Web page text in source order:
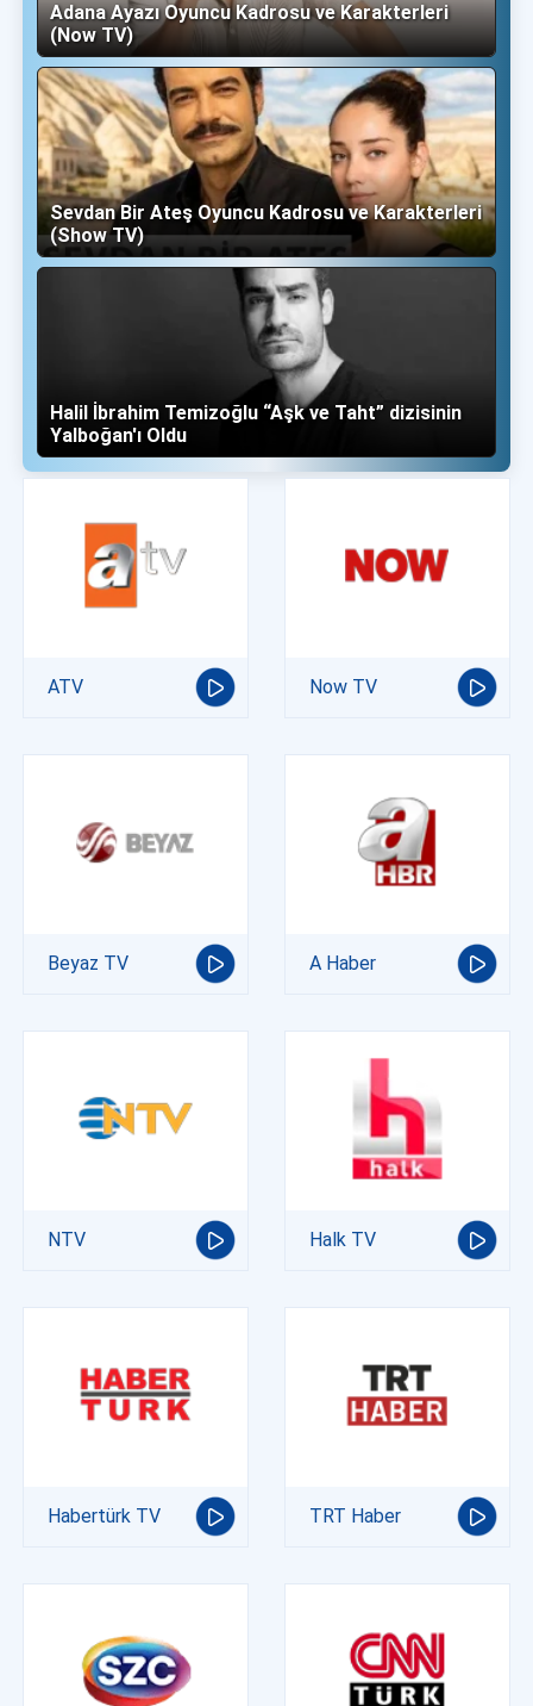
Adana Ayazı Oyuncu Kadrosu ve Karakterleri
(Now TV)
Sevdan Bir Ateş Oyuncu Kadrosu ve Karakterleri
(Show TV)
Halil İbrahim Temizoğlu “Aşk ve Taht” dizisinin
Yalboğan'ı Oldu
ATV Now TV
Beyaz TV A Haber
NTV Halk TV
Habertürk TV TRT Haber